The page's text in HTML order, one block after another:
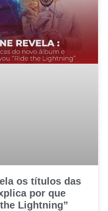
os títulos das
por que
Lightning”